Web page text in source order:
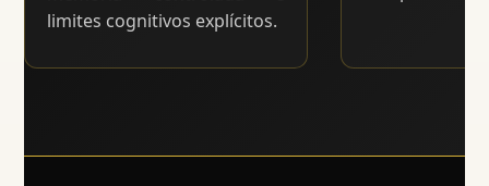
limites cognitivos explícitos.